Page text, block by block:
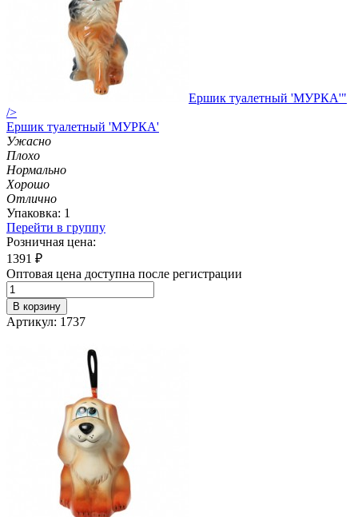
Ершик туалетный 'МУРКА'"
/>
Ершик туалетный 'МУРКА'
Ужасно
Плохо
Нормально
Хорошо
Отлично
Упаковка: 1
Перейти в группу
Розничная цена:
1391 ₽
Оптовая цена доступна после регистрации
В корзину
Артикул: 1737